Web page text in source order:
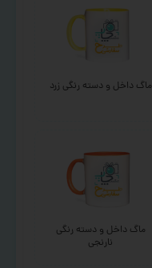
ماگ داخل و دسته رنگی زرد
ماگ داخل و دسته رنگی
نارنجی